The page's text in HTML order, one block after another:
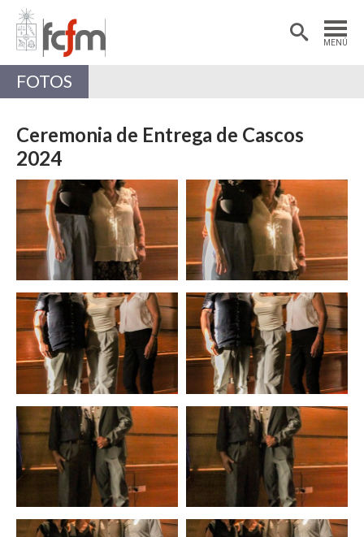
MENÚ
Estudiantes
Académicas/os
FOTOS
Ceremonia de Entrega de Cascos
2024
Zoom Zoom
Zoom Zoom
Zoom Zoom
Zoom Zoom